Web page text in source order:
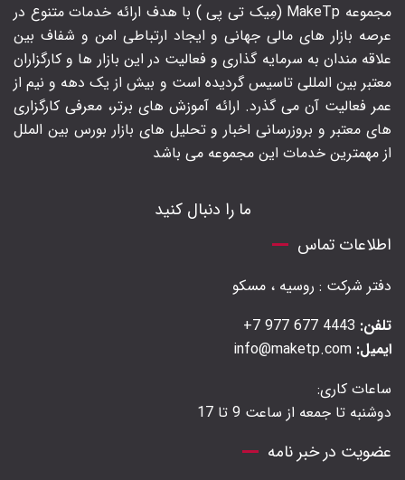
مجموعه MakeTp (مِیک تی پی ) با هدف ارائه خدمات متنوع در
عرصه بازار های مالی جهانی و ایجاد ارتباطی امن و شفاف بین
علاقه مندان به سرمایه گذاری و فعالیت در این بازار ها و کارگزاران
معتبر بین المللی تاسیس گردیده است و بیش از یک دهه و نیم از
عمر فعالیت آن می گذرد. ارائه آموزش های برتر‍، معرفی کارگزاری
های معتبر و بروزرسانی اخبار و تحلیل های بازار بورس بین الملل
از مهمترین خدمات این مجموعه می باشد
ما را دنبال کنید
اطلاعات تماس
دفتر شرکت : روسیه ، مسکو
تلفن:
ایمیل:
ساعات کاری:
دوشنبه تا جمعه از ساعت 9 تا 17
عضویت در خبر نامه